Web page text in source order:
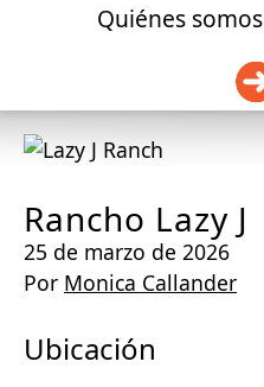
Quiénes somos
Rancho Lazy J
25 de marzo de 2026
Por Monica Callander
Ubicación